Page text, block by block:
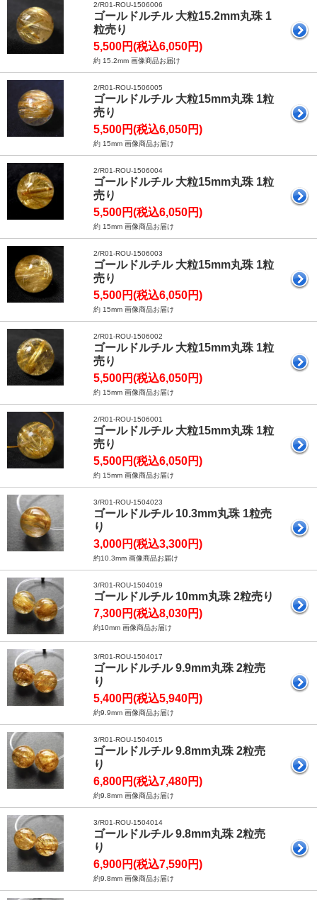
2/R01-ROU-1506006
ゴールドルチル 大粒15.2mm丸珠 1
粒売り
5,500円(税込6,050円)
約 15.2mm 画像商品お届け
2/R01-ROU-1506005
ゴールドルチル 大粒15mm丸珠 1粒
売り
5,500円(税込6,050円)
約 15mm 画像商品お届け
2/R01-ROU-1506004
ゴールドルチル 大粒15mm丸珠 1粒
売り
5,500円(税込6,050円)
約 15mm 画像商品お届け
2/R01-ROU-1506003
ゴールドルチル 大粒15mm丸珠 1粒
売り
5,500円(税込6,050円)
約 15mm 画像商品お届け
2/R01-ROU-1506002
ゴールドルチル 大粒15mm丸珠 1粒
売り
5,500円(税込6,050円)
約 15mm 画像商品お届け
2/R01-ROU-1506001
ゴールドルチル 大粒15mm丸珠 1粒
売り
5,500円(税込6,050円)
約 15mm 画像商品お届け
3/R01-ROU-1504023
ゴールドルチル 10.3mm丸珠 1粒売
り
3,000円(税込3,300円)
約10.3mm 画像商品お届け
3/R01-ROU-1504019
ゴールドルチル 10mm丸珠 2粒売り
7,300円(税込8,030円)
約10mm 画像商品お届け
3/R01-ROU-1504017
ゴールドルチル 9.9mm丸珠 2粒売
り
5,400円(税込5,940円)
約9.9mm 画像商品お届け
3/R01-ROU-1504015
ゴールドルチル 9.8mm丸珠 2粒売
り
6,800円(税込7,480円)
約9.8mm 画像商品お届け
3/R01-ROU-1504014
ゴールドルチル 9.8mm丸珠 2粒売
り
6,900円(税込7,590円)
約9.8mm 画像商品お届け